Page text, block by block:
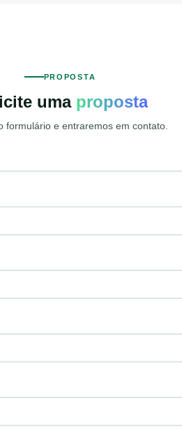
PROPOSTA
uma proposta
formulário e entraremos em contato.